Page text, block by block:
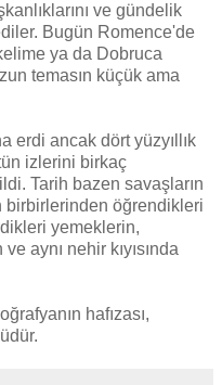
ve gündelik
Bugün Romence'de
ya da Dobruca
temasın küçük ama
erdi ancak dört yüzyıllık
izlerini birkaç
Tarih bazen savaşların
birbirlerinden öğrendikleri
yemeklerin,
aynı nehir kıyısında
hafızası,